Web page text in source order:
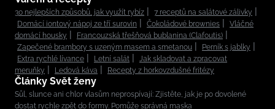
30 nejlepších způsobů, jak využít rybíz
7 receptů na salátové zálivky
Domácí iontový nápoj ze tří surovin
Čokoládové brownies
Vláčné
domácí housky
Francouzská třešňová bublanina (Clafoutis)
Zapečené brambory s uzeným masem a smetanou
Perník s jablky
Extra rychlé lívance
Letní salát
Jak skladovat a zpracovat
meruňky
Ledová káva Recepty z horkovzdušné fritézy
Články Svět ženy
Sůl, slunce ani chlor vlasům neprospívají: Zjistěte, jak je po dovolené
dostat rychle zpět do formy. Pomůže správná maska